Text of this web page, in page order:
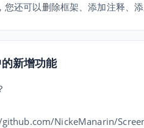
您还可以删除框架、添加注释、
新增功能
NickeManarin/